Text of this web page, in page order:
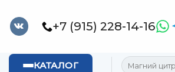
content
+7 (915) 228-14-16
КАТАЛОГ Искать: